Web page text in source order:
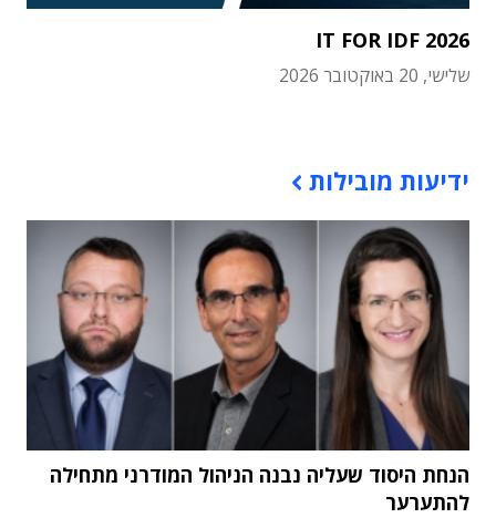
IT FOR IDF 2026
שלישי, 20 באוקטובר 2026
ידיעות מובילות
הנחת היסוד שעליה נבנה הניהול המודרני מתחילה
להתערער